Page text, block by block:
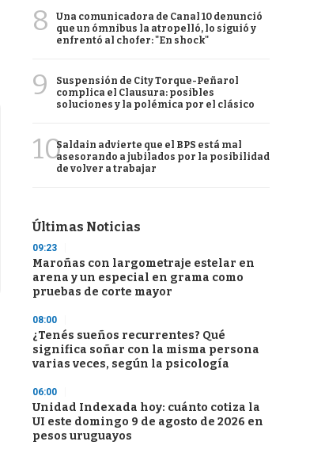
8
Una comunicadora de Canal 10 denunció
que un ómnibus la atropelló, lo siguió y
enfrentó al chofer: "En shock"
9
Suspensión de City Torque-Peñarol
complica el Clausura: posibles
soluciones y la polémica por el clásico
10Saldain advierte que el BPS está mal
asesorando a jubilados por la posibilidad
de volver a trabajar
Últimas Noticias
09:23
Maroñas con largometraje estelar en
arena y un especial en grama como
pruebas de corte mayor
08:00
¿Tenés sueños recurrentes? Qué
significa soñar con la misma persona
varias veces, según la psicología
06:00
Unidad Indexada hoy: cuánto cotiza la
UI este domingo 9 de agosto de 2026 en
pesos uruguayos